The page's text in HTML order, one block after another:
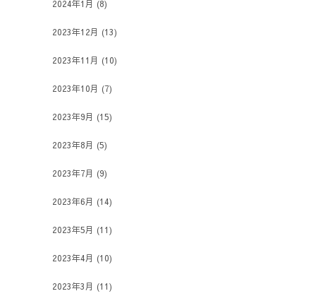
2024年1月 (8)
2023年12月 (13)
2023年11月 (10)
2023年10月 (7)
2023年9月 (15)
2023年8月 (5)
2023年7月 (9)
2023年6月 (14)
2023年5月 (11)
2023年4月 (10)
2023年3月 (11)